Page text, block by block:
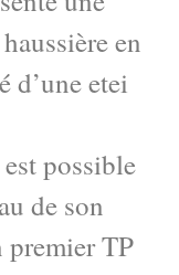
en
d’une etei
possible
de son
TP